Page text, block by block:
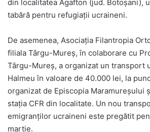
din localitatea Agafton (jud. Botoșani),
tabără pentru refugiații ucraineni.
De asemenea, Asociația Filantropia
filiala Târgu-Mureș, în colaborare cu
Târgu-Mureș, a organizat un transport
Halmeu în valoare de 40.000 lei, la
organizat de Episcopia Maramureșului
stația CFR din localitate. Un nou
emigranților ucraineni este pregătit
martie.